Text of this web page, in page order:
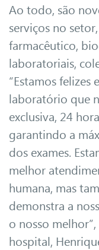
Ao todo, são
serviços no
farmacêutico,
laboratoriais,
“Estamos
laboratório que
exclusiva, 24
garantindo a
dos exames.
melhor
humana, mas
demonstra a
o nosso
hospital,